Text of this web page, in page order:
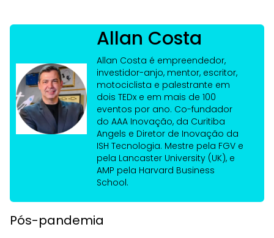
Allan Costa
Allan Costa é empreendedor,
investidor-anjo, mentor, escritor,
motociclista e palestrante em
dois TEDx e em mais de 100
eventos por ano. Co-fundador
do AAA Inovação, da Curitiba
Angels e Diretor de Inovação da
ISH Tecnologia. Mestre pela FGV e
pela Lancaster University (UK), e
AMP pela Harvard Business
School.
Pós-pandemia